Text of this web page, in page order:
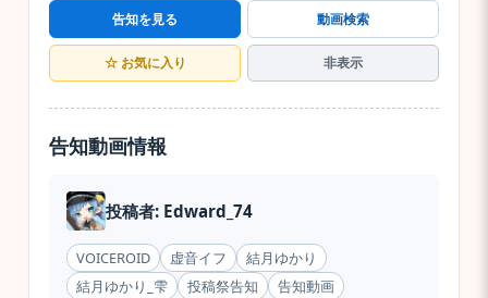
告知を見る 動画検索
☆ お気に入り 非表示
告知動画情報
投稿者: Edward_74
VOICEROID 虚音イフ
結月ゆかり
結月ゆかり_雫
投稿祭告知 告知動画